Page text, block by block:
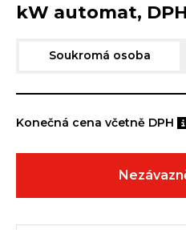
kW automat, DPH
Soukromá osoba
Konečná cena včetně DPH